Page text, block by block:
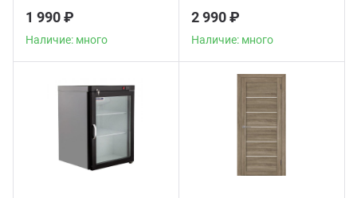
1 990 ₽
Наличие: много
2 990 ₽
Наличие: много